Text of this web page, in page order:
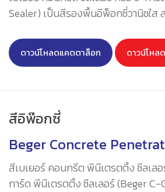
Sealer) เป็นสีรองพื้นอีพ็อกซี่วานิชใส
แทรกซึมลึกสู่พื้นผิวได้ดี ให้การยึดเกาะ
ทนทานสูง ทนสารเคมี ทนกรดทนด่างไ
ดาวน์โหลดแคตตาล็อก ดาวน์โหล
สีอิพ๊อกซี่
Beger Concrete
สีเบเยอร์ คอนกรีต พีนีเตรตติ้ง ซีลเล
การ์ด พีนีเตรตติ้ง ซีลเลอร์ (Beger